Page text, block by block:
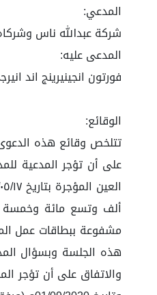
المدعي:
شركة عبدالله ناس
المدعى عليه:
فورتون انجينيرينج اند
الوقائع: